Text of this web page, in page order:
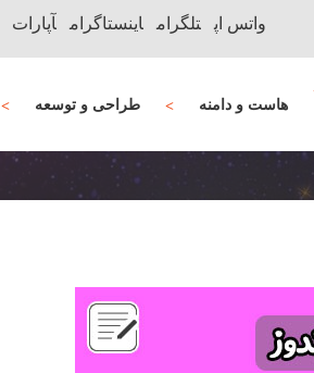
واتس اپ تلگرام اینستاگرام آپارات
هاست و دامنه طراحی و توسعه